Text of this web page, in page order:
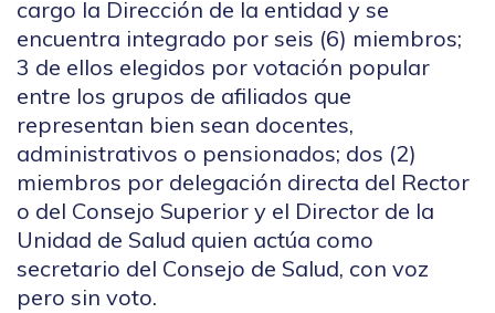
cargo la Dirección de la entidad y se
encuentra integrado por seis (6) miembros;
3 de ellos elegidos por votación popular
entre los grupos de afiliados que
representan bien sean docentes,
administrativos o pensionados; dos (2)
miembros por delegación directa del Rector
o del Consejo Superior y el Director de la
Unidad de Salud quien actúa como
secretario del Consejo de Salud, con voz
pero sin voto.